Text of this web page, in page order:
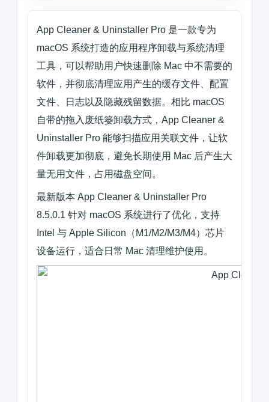
App Cleaner & Uninstaller Pro 是一款专为
macOS 系统打造的应用程序卸载与系统清理
工具，可以帮助用户快速删除 Mac 中不需要的
软件，并彻底清理应用产生的缓存文件、配置
文件、日志以及隐藏残留数据。相比 macOS
自带的拖入废纸篓卸载方式，App Cleaner &
Uninstaller Pro 能够扫描应用关联文件，让软
件卸载更加彻底，避免长期使用 Mac 后产生大
量无用文件，占用磁盘空间。
最新版本 App Cleaner & Uninstaller Pro
8.5.0.1 针对 macOS 系统进行了优化，支持
Intel 与 Apple Silicon（M1/M2/M3/M4）芯片
设备运行，适合日常 Mac 清理维护使用。